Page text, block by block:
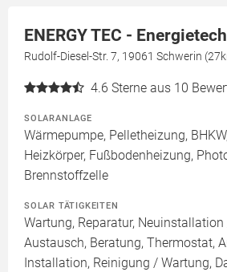
ENERGY TEC -
Rudolf-Diesel-Str. 7, 19061 Schwerin
4.6 Sterne aus 10
SOLARANLAGE
Wärmepumpe, Pelletheizung,
Heizkörper, Fußbodenheizung,
Brennstoffzelle
SOLAR TÄTIGKEITEN
Wartung, Reparatur,
Austausch, Beratung, Thermostat,
Installation, Reinigung / Wartung,